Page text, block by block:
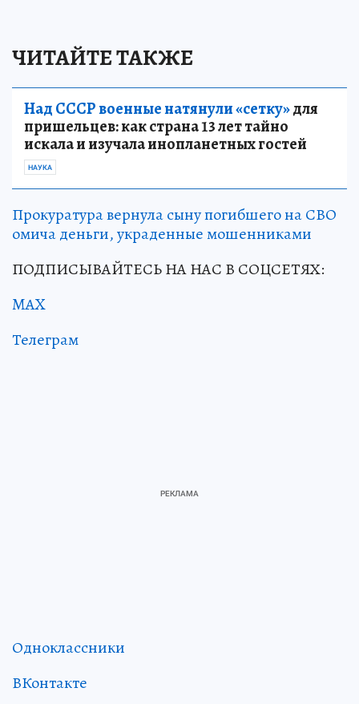
ЧИТАЙТЕ ТАКЖЕ
Над СССР военные натянули «сетку»для
пришельцев: как страна 13 лет тайно
искала и изучала инопланетных гостей
НАУКА
Прокуратура вернула сыну погибшего на СВО
омича деньги, украденные мошенниками
ПОДПИСЫВАЙТЕСЬ НА НАС В СОЦСЕТЯХ:
MAX
Телеграм
Одноклассники
ВКонтакте